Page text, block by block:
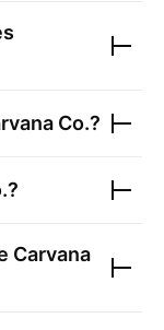
Co.?
?
Carvana